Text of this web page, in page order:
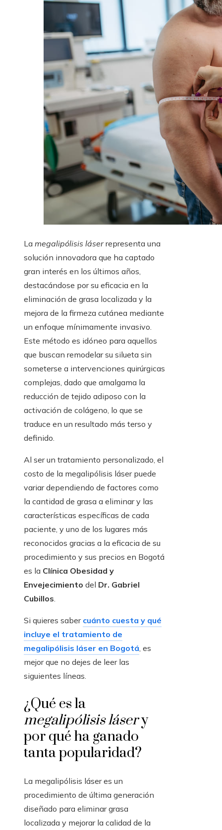
La megalipólisis láserrepresenta una
solución innovadora que ha captado
gran interés en los últimos años,
destacándose por su eficacia en la
eliminación de grasa localizada y la
mejora de la firmeza cutánea mediante
un enfoque mínimamente invasivo.
Este método es idóneo para aquellos
que buscan remodelar su silueta sin
someterse a intervenciones quirúrgicas
complejas, dado que amalgama la
reducción de tejido adiposo con la
activación de colágeno, lo que se
traduce en un resultado más terso y
definido.
Al ser un tratamiento personalizado, el
costo de la megalipólisis láser puede
variar dependiendo de factores como
la cantidad de grasa a eliminar y las
características específicas de cada
paciente, y uno de los lugares más
reconocidos gracias a la eficacia de su
procedimiento y sus precios en Bogotá
es la Clínica Obesidad y
Envejecimiento del Dr. Gabriel
Cubillos.
Si quieres saber cuánto cuesta y qué
incluye el tratamiento de
megalipólisis láser en Bogotá, es
mejor que no dejes de leer las
siguientes líneas.
¿Qué es la
megalipólisis lásery
por qué ha ganado
tanta popularidad?
La megalipólisis láser es un
procedimiento de última generación
diseñado para eliminar grasa
localizada y mejorar la calidad de la